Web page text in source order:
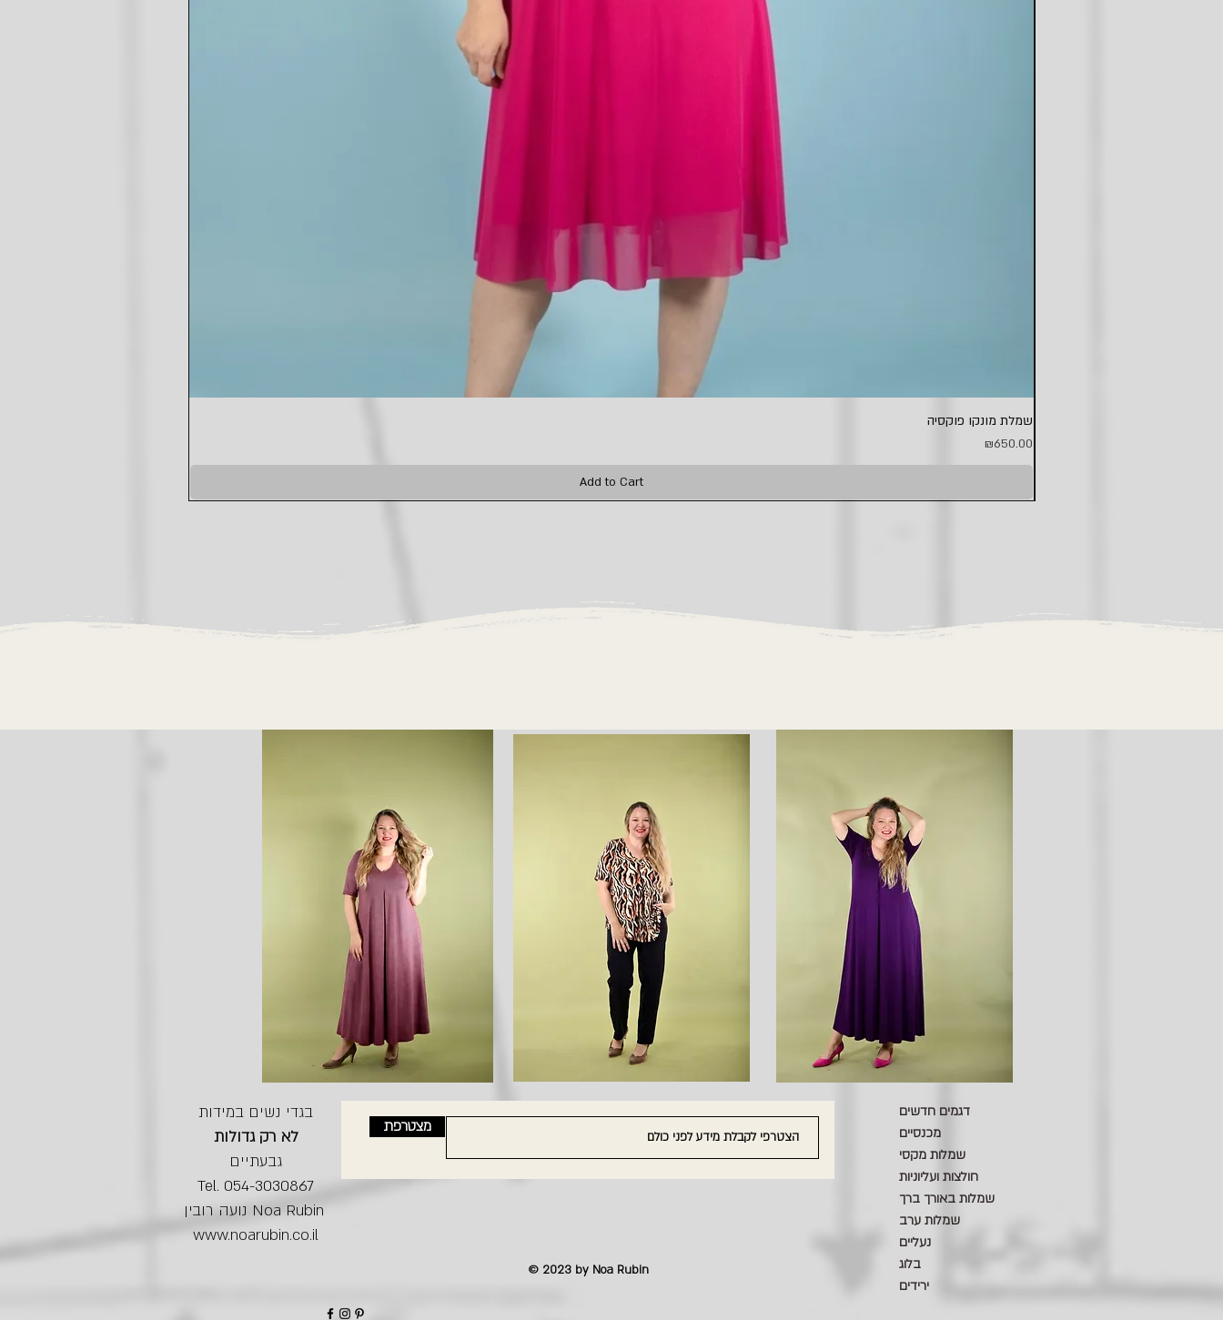
שמלת מונקו פוקסיה
Price
₪650.00
Add to Cart
בגדי נשים במידות
לא רק גדולות
גבעתיים
Tel. 054-3030867
נועה רובין Noa Rubin
www.noarubin.co.il
מצטרפת
© 2023 by Noa Rubin
דגמים חדשים
מכנסיים
שמלות מקסי
חולצות ועליוניות
שמלות באורך ברך
שמלות ערב
נעליים
בלוג
ירידים